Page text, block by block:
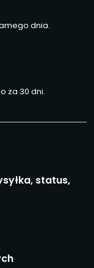
dnia.
za 30 dni.
status,